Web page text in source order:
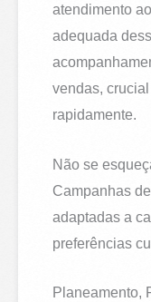
atendimento
adequada
vendas,
rapidamente.
Não se
Campanhas de
adaptadas a
preferências
Planeamento,